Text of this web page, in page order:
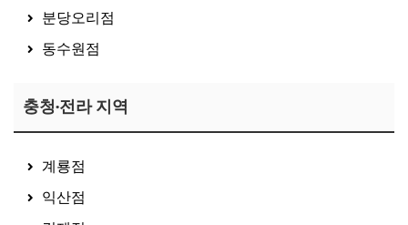
분당오리점
동수원점
충청·전라 지역
계룡점
익산점